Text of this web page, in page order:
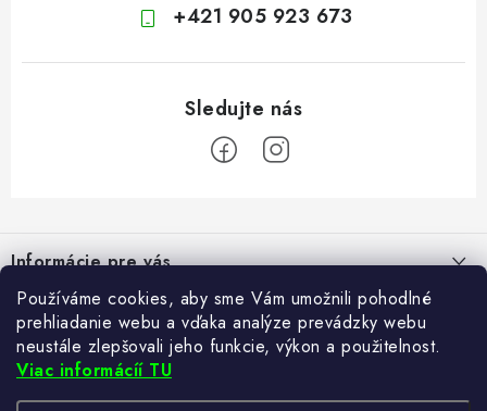
Používáme cookies, aby sme Vám umožnili pohodlné
prehliadanie webu a vďaka analýze prevádzky webu
neustále zlepšovali jeho funkcie, výkon a použitelnost.
Viac informácíí TU
+421 905 923 673
pInformácie pre vás
Kontakt
Hodnotenie obchodu
Blogy
Ako si vybrať poštovú schránku?
21.5.2024
Facebook